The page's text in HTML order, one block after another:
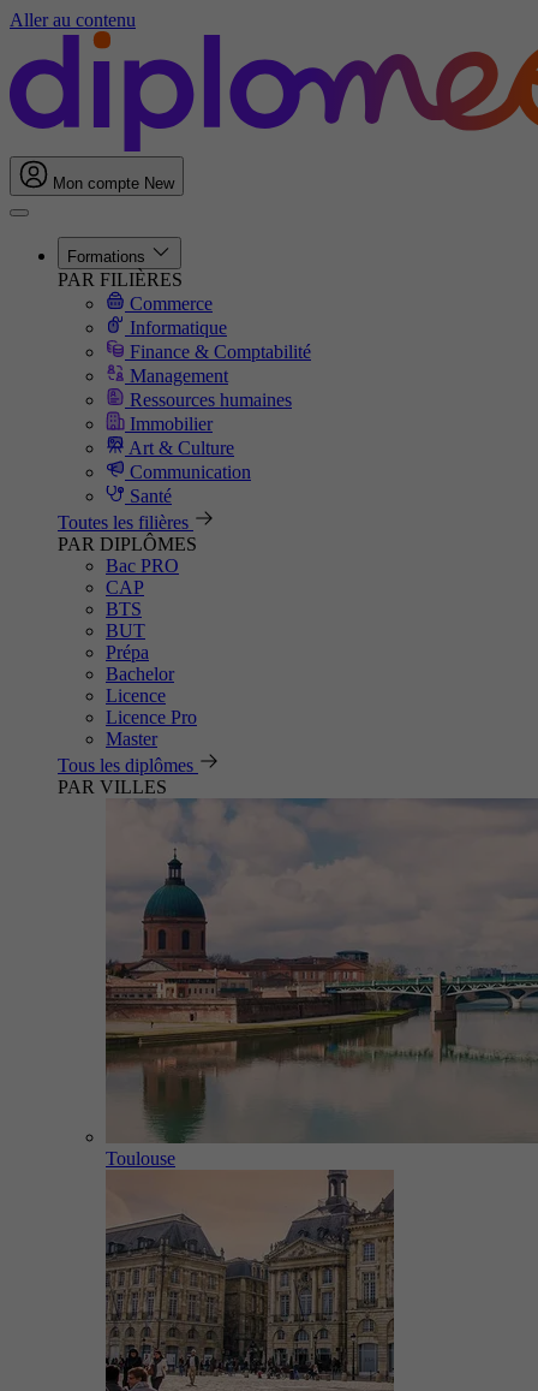
Aller au contenu
Mon compte New
Formations
PAR FILIÈRES
Commerce
Informatique
Finance & Comptabilité
Management
Ressources humaines
Immobilier
Art & Culture
Communication
Santé
Toutes les filières
PAR DIPLÔMES
Bac PRO
CAP
BTS
BUT
Prépa
Bachelor
Licence
Licence Pro
Master
Tous les diplômes
PAR VILLES
Toulouse